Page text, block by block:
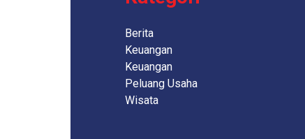
Berita
Keuangan
Keuangan
Peluang Usaha
Wisata